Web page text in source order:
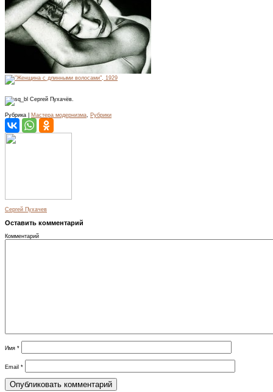
Сергей Пухачёв.
Рубрика | Мастера модернизма Рубрики
Сергей Пухачев
Оставить комментарий
Комментарий
Имя *
Email *